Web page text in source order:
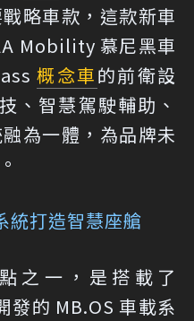
略車款，這款新車
Mobility 慕尼黑車
概念車的前衛設
、智慧駕駛輔助、
為一體，為品牌未
統打造智慧座艙
之一，是搭載了
的 MB.OS 車載系